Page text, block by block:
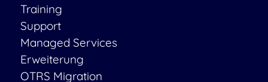
Training
Support
Managed Services
Erweiterung
OTRS Migration